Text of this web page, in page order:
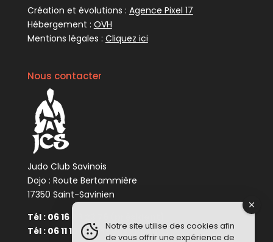
Création et évolutions : Agence Pixel 17
Hébergement : OVH
Mentions légales : Cliquez ici
Nous contacter
Judo Club Savinois
Dojo : Route Bertammière
17350 Saint-Savinien
Tél : 06 16 08 23 76 (président)
Tél : 06 11 10 34 48 (enseignant)Notre site utilise des cookies afin
de vous offrir une expérience de